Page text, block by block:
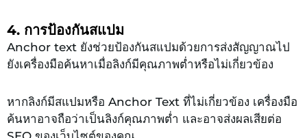
4. การป้องกันสแปม
Anchor text ยังช่วยป้องกันสแปมด้วยการส่งสัญญาณไป
ยังเครื่องมือค้นหาเมื่อลิงก์มีคุณภาพต่ำหรือไม่เกี่ยวข้อง
หากลิงก์มีสแปมหรือ Anchor Text ที่ไม่เกี่ยวข้อง เครื่องมือ
ค้นหาอาจถือว่าเป็นลิงก์คุณภาพต่ำ และอาจส่งผลเสียต่อ